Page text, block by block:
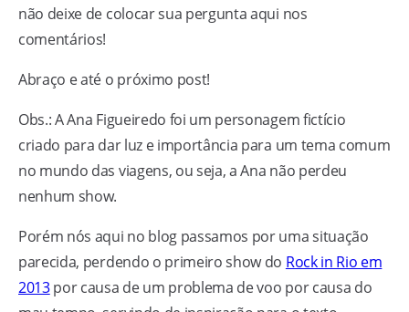
não deixe de colocar sua pergunta aqui nos
comentários!
Abraço e até o próximo post!
Obs.: A Ana Figueiredo foi um personagem fictício
criado para dar luz e importância para um tema comum
no mundo das viagens, ou seja, a Ana não perdeu
nenhum show.
Porém nós aqui no blog passamos por uma situação
parecida, perdendo o primeiro show do Rock in Rio em
2013por causa de um problema de voo por causa do